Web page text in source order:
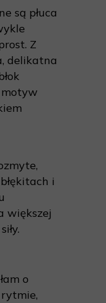
są płuca
Z
delikatna
i
większej
o